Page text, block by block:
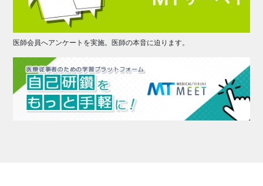
医師会員へアンケートを実施。医師の本音に迫ります。